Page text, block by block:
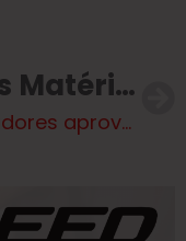
Mais Matérias
Vereadores aprovam doação de área para Petrobras e alterações no setor de cultura do município